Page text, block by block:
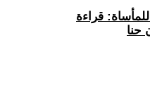
قراءة
حنا